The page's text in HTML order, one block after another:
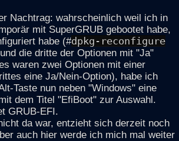
Nachtrag: wahrscheinlich weil ich in
mit SuperGRUB gebootet habe,
habe (#dpkg-reconfigure
die dritte der Optionen mit "Ja"
waren zwei Optionen mit einer
eine Ja/Nein-Option), habe ich
Taste nun neben "Windows" eine
dem Titel "EfiBoot" zur Auswahl.
GRUB-EFI.
da war, entzieht sich derzeit noch
auch hier werde ich mich mal weiter